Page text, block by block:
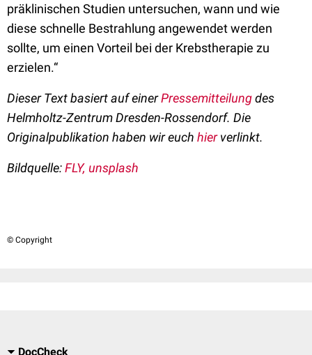
präklinischen Studien untersuchen, wann und wie
diese schnelle Bestrahlung angewendet werden
sollte, um einen Vorteil bei der Krebstherapie zu
erzielen.“
Dieser Text basiert auf einerPressemitteilungdes
Helmholtz-Zentrum Dresden-Rossendorf. Die
Originalpublikation haben wir euch hierverlinkt.
Bildquelle:FLY, unsplash
© Copyright
DocCheck